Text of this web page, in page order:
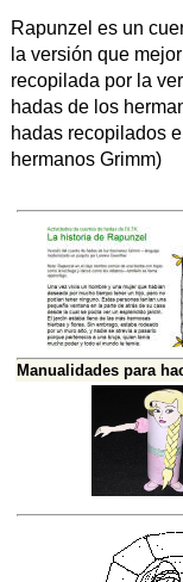
Rapunzel es un
la versión que
recopilada por la
hadas de los
hadas recopilados
hermanos Grimm)
Manualidades para